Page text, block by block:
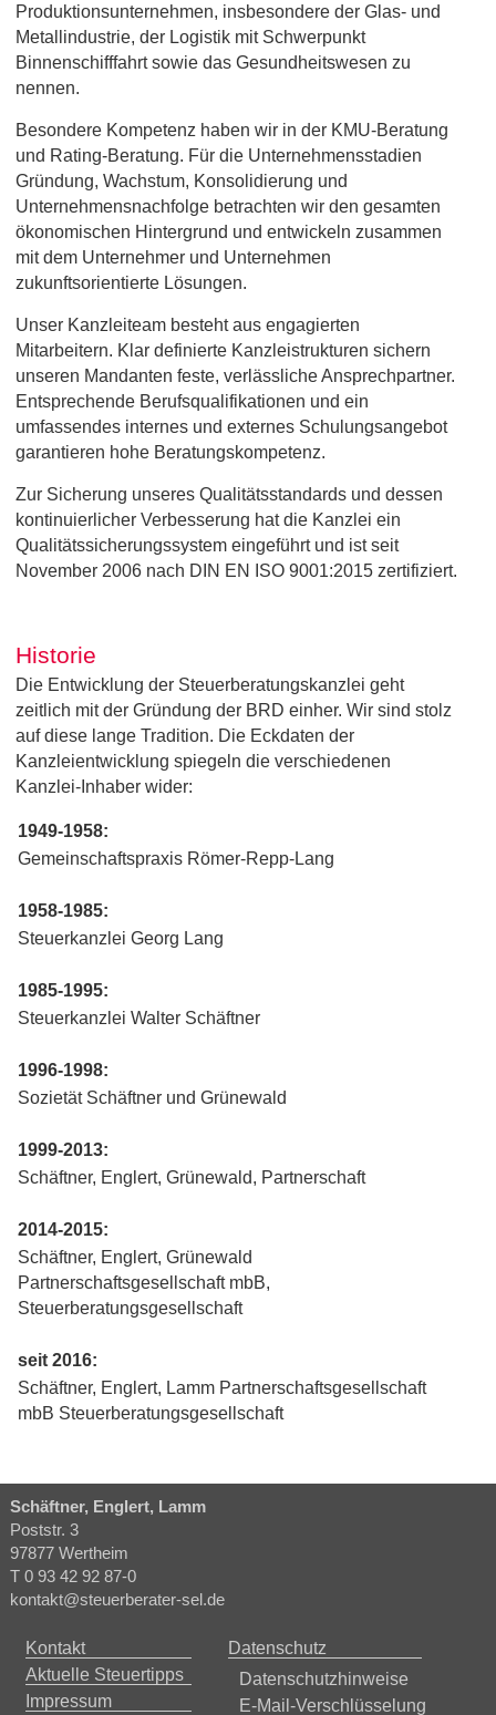
Produktionsunternehmen, insbesondere der Glas- und
Metallindustrie, der Logistik mit Schwerpunkt
Binnenschifffahrt sowie das Gesundheitswesen zu
nennen.
Besondere Kompetenz haben wir in der KMU-Beratung
und Rating-Beratung. Für die Unternehmensstadien
Gründung, Wachstum, Konsolidierung und
Unternehmensnachfolge betrachten wir den gesamten
ökonomischen Hintergrund und entwickeln zusammen
mit dem Unternehmer und Unternehmen
zukunftsorientierte Lösungen.
Unser Kanzleiteam besteht aus engagierten
Mitarbeitern. Klar definierte Kanzleistrukturen sichern
unseren Mandanten feste, verlässliche Ansprechpartner.
Entsprechende Berufsqualifikationen und ein
umfassendes internes und externes Schulungsangebot
garantieren hohe Beratungskompetenz.
Zur Sicherung unseres Qualitätsstandards und dessen
kontinuierlicher Verbesserung hat die Kanzlei ein
Qualitätssicherungssystem eingeführt und ist seit
November 2006 nach DIN EN ISO 9001:2015 zertifiziert.
Historie
Die Entwicklung der Steuerberatungskanzlei geht
zeitlich mit der Gründung der BRD einher. Wir sind stolz
auf diese lange Tradition. Die Eckdaten der
Kanzleientwicklung spiegeln die verschiedenen
Kanzlei-Inhaber wider:
1949-1958:
Gemeinschaftspraxis Römer-Repp-Lang
1958-1985:
Steuerkanzlei Georg Lang
1985-1995:
Steuerkanzlei Walter Schäftner
1996-1998:
Sozietät Schäftner und Grünewald
1999-2013:
Schäftner, Englert, Grünewald, Partnerschaft
2014-2015:
Schäftner, Englert, Grünewald
Partnerschaftsgesellschaft mbB,
Steuerberatungsgesellschaft
seit 2016:
Schäftner, Englert, Lamm Partnerschaftsgesellschaft
mbB Steuerberatungsgesellschaft
Schäftner, Englert, Lamm
Poststr. 3
97877 Wertheim
T 0 93 42 92 87-0
kontakt@steuerberater-sel.de
Kontakt
Aktuelle Steuertipps
Impressum
Datenschutz
Datenschutzhinweise
E-Mail-Verschlüsselung